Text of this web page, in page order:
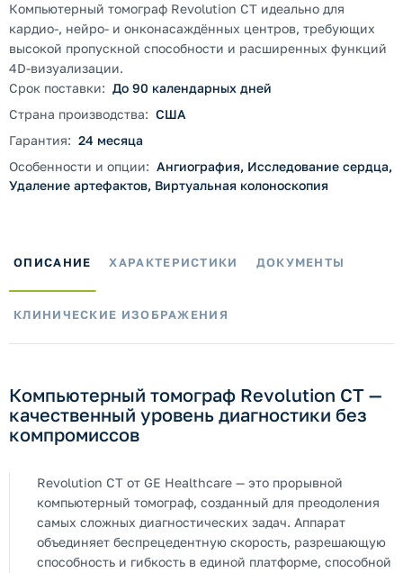
Компьютерный томограф Revolution CT идеально для
кардио-, нейро- и онконасаждённых центров, требующих
высокой пропускной способности и расширенных функций
4D-визуализации.
Срок поставки: До 90 календарных дней
Страна производства: США
Гарантия: 24 месяца
Особенности и опции: Ангиография, Исследование сердца,
Удаление артефактов, Виртуальная колоноскопия
ОПИСАНИЕ ХАРАКТЕРИСТИКИ ДОКУМЕНТЫ
КЛИНИЧЕСКИЕ ИЗОБРАЖЕНИЯ
Компьютерный томограф Revolution CT —
качественный уровень диагностики без
компромиссов
Revolution CT от GE Healthcare — это прорывной
компьютерный томограф, созданный для преодоления
самых сложных диагностических задач. Аппарат
объединяет беспрецедентную скорость, разрешающую
способность и гибкость в единой платформе, способной